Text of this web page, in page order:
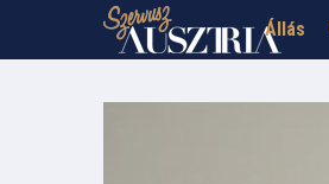
Állás